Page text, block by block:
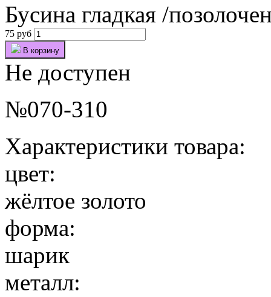
Бусина гладкая /
75 руб
В корзину
Не доступен
№070-310
Характеристики товара:
цвет:
жёлтое золото
форма:
шарик
металл: